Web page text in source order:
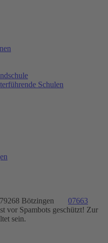
Schulen
Bötzingen
07663
vor Spambots geschützt! Zur
sein.